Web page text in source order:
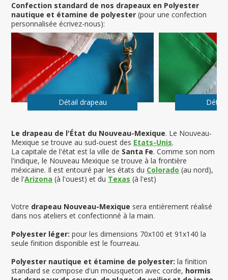
Le drapeau de l'État du Nouveau-Mexique. Le Nouveau-
Mexique se trouve au sud-ouest des Etats-Unis.
La capitale de l'état est la ville de Santa Fe. Comme son nom
l'indique, le Nouveau Mexique se trouve à la frontière
méxicaine. Il est entouré par les états du Colorado (au nord),
de l'Arizona (à l'ouest) et du Texas (à l'est)
Votre drapeau Nouveau-Mexique sera entièrement réalisé
dans nos ateliers et confectionné à la main.
Polyester léger: pour les dimensions 70x100 et 91x140 la
seule finition disponible est le fourreau.
Polyester nautique et étamine de polyester: la finition
standard se compose d'un mousqueton avec corde, hormis
Confection standard de nos drapeaux en Polyester
nautique et étamine de polyester(pour une confection
personnalisée écrivez-nous):
Détail drapeau Détail